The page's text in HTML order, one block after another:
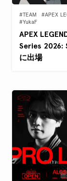
#TEAM #APEX
#YukaF
APEX
Series 2026:
に出場